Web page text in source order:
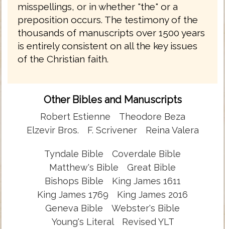
misspellings, or in whether "the" or a
preposition occurs. The testimony of the
thousands of manuscripts over 1500 years
is entirely consistent on all the key issues
of the Christian faith.
Other Bibles and Manuscripts
Robert Estienne
Theodore Beza
Elzevir Bros.
F. Scrivener Reina Valera
Tyndale Bible
Coverdale Bible
Matthew's Bible
Great Bible
Bishops Bible
King James 1611
King James 1769
King James 2016
Geneva Bible
Webster's Bible
Young's Literal
Revised YLT